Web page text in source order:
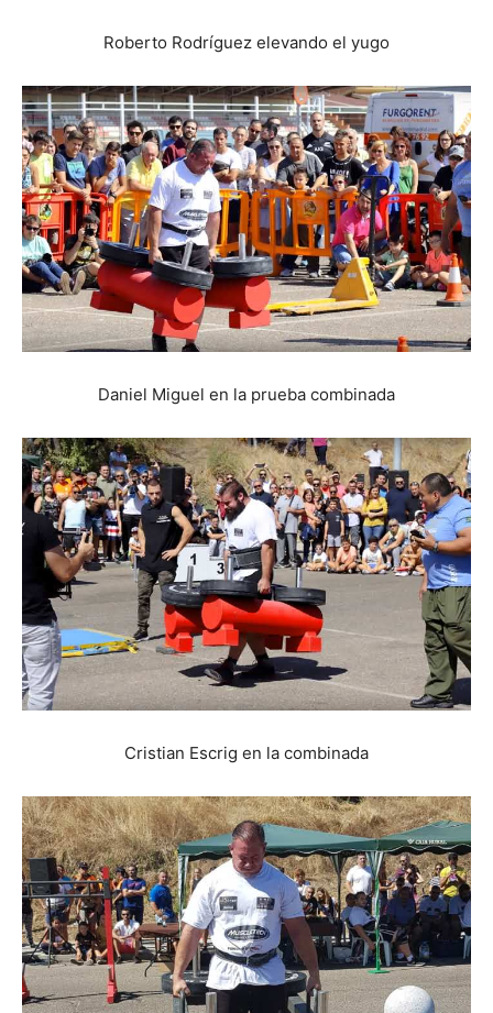
Roberto Rodríguez elevando el yugo
Daniel Miguel en la prueba combinada
Cristian Escrig en la combinada